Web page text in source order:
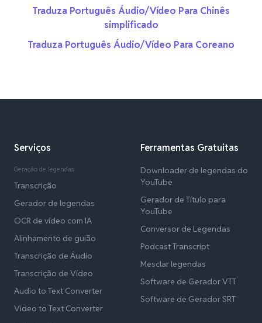
Traduza Português Áudio/Vídeo Para Chinês
simplificado
Traduza Português Áudio/Vídeo Para Coreano
Serviços
Geração de legendas
Transcrição
Gerador de legendas
OCR de vídeo com IA
Alinhamento de guião
Transcrição de Áudio
Transcrição de Vídeo
Audio to Text Converter
Video to Text Converter
Ferramentas Gratuitas
Downloader de legendas do
YouTube
Gerador de Título para
YouTube
Conversor de Legendas
Podcast Transcript
Mesclar legendas
Software de Gerador VTT
Software de Gerador SRT